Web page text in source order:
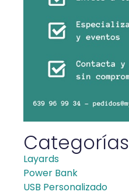
Categorías
Layards
Power Bank
USB Personalizado